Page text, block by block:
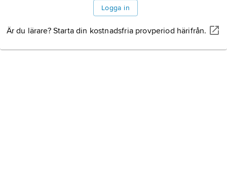
Logga in
Är du lärare? Starta din kostnadsfria provperiod härifrån.